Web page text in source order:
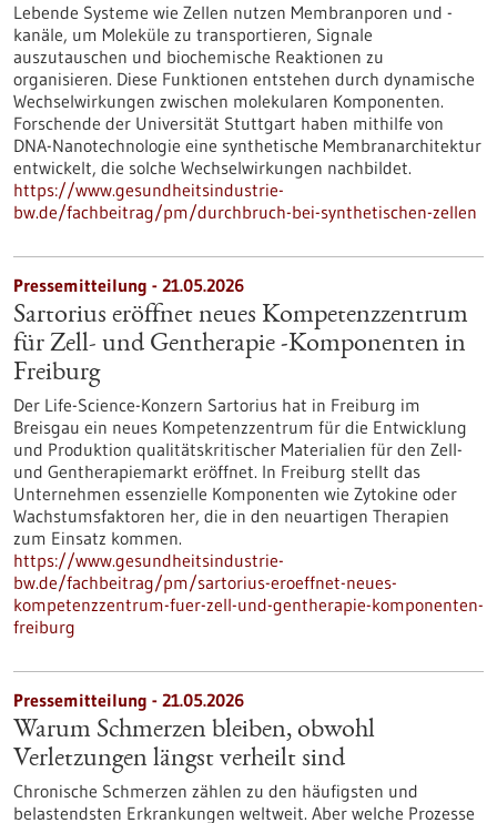
Lebende Systeme wie Zellen nutzen Membranporen und -
kanäle, um Moleküle zu transportieren, Signale
auszutauschen und biochemische Reaktionen zu
organisieren. Diese Funktionen entstehen durch dynamische
Wechselwirkungen zwischen molekularen Komponenten.
Forschende der Universität Stuttgart haben mithilfe von
DNA-Nanotechnologie eine synthetische Membranarchitektur
entwickelt, die solche Wechselwirkungen nachbildet.
https://www.gesundheitsindustrie-
bw.de/fachbeitrag/pm/durchbruch-bei-synthetischen-zellen
Pressemitteilung - 21.05.2026
Sartorius eröffnet neues Kompetenzzentrum
für Zell- und Gentherapie ‑Komponenten in
Freiburg
Der Life-Science-Konzern Sartorius hat in Freiburg im
Breisgau ein neues Kompetenzzentrum für die Entwicklung
und Produktion qualitätskritischer Materialien für den Zell-
und Gentherapiemarkt eröffnet. In Freiburg stellt das
Unternehmen essenzielle Komponenten wie Zytokine oder
Wachstumsfaktoren her, die in den neuartigen Therapien
zum Einsatz kommen.
https://www.gesundheitsindustrie-
bw.de/fachbeitrag/pm/sartorius-eroeffnet-neues-
kompetenzzentrum-fuer-zell-und-gentherapie-komponenten-
freiburg
Pressemitteilung - 21.05.2026
Warum Schmerzen bleiben, obwohl
Verletzungen längst verheilt sind
Chronische Schmerzen zählen zu den häufigsten und
belastendsten Erkrankungen weltweit. Aber welche Prozesse